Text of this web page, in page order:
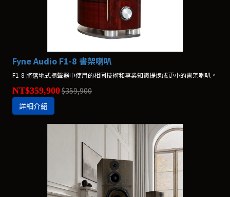
Fyne Audio F1-8 書架喇叭
F1-8 將落地式揚聲器中使用的相同技術和專業知識提煉成更小的書架喇叭。
NT$359,900$359,900
詳細介紹